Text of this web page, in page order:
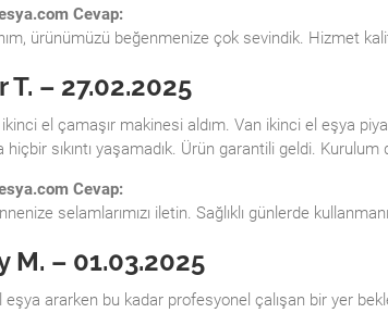
Cevap:
ürünümüzü beğenmenize çok sevindik. Hizmet
T. – 27.02.2025
el çamaşır makinesi aldım. Van ikinci el eşya
sıkıntı yaşamadık. Ürün garantili geldi. Kurulum
Cevap:
selamlarımızı iletin. Sağlıklı günlerde
M. – 01.03.2025
eşya ararken bu kadar profesyonel çalışan bir yer